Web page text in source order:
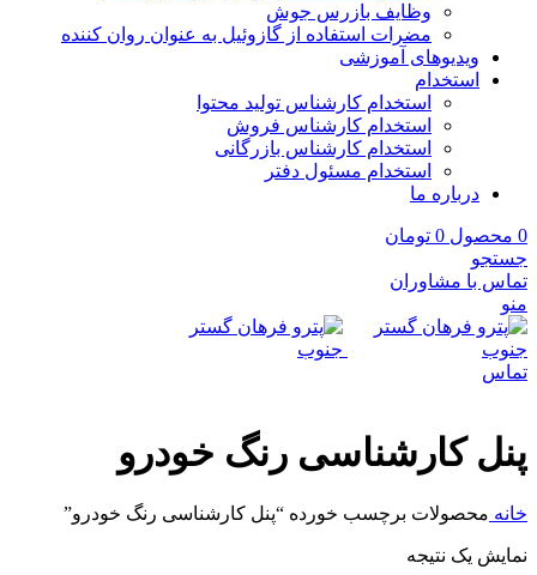
وظایف بازرس جوش
مضرات استفاده از گازوئیل به عنوان روان کننده
ویدیوهای آموزشی
استخدام
استخدام کارشناس تولید محتوا
استخدام کارشناس فروش
استخدام کارشناس بازرگانی
استخدام مسئول دفتر
درباره ما
0 محصول 0 تومان
جستجو
تماس با مشاوران
منو
تماس
پنل کارشناسی رنگ خودرو
خانه محصولات برچسب خورده “پنل کارشناسی رنگ خودرو”
نمایش یک نتیجه